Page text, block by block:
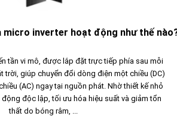
MINH
HÓA
HÓA
micro inverter hoạt động như thế
tần vi mô, được lắp đặt trực tiếp phía sau mỗi
trời, giúp chuyển đổi dòng điện một chiều (DC)
(AC) ngay tại nguồn phát. Nhờ thiết kế nhỏ
độc lập, tối ưu hóa hiệu suất và giảm tổn
thất do bóng râm, ...